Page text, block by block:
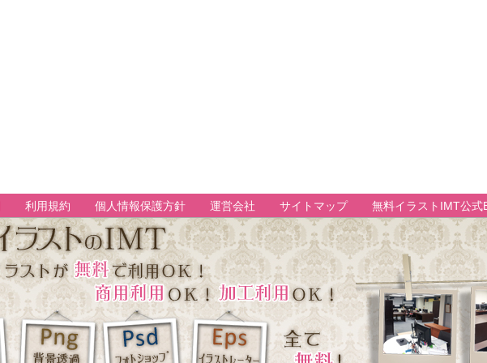
利用規約 個人情報保護方針 運営会社 サイトマップ 無料イラストIMT公式